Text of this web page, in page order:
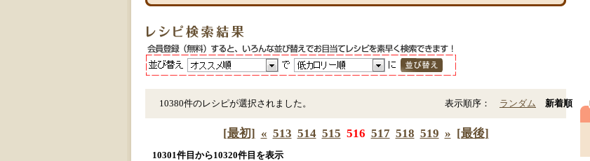
10380件のレシピが選択されました。 表示順序： ランダム 新着順
[最初] « 513 514 515 516 517 518 519 » [最後]
10301件目から10320件目を表示